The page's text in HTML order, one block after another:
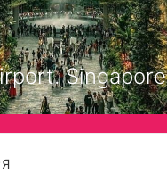
Singapore